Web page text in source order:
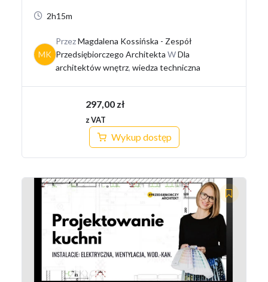
2h15m
MK
PrzezMagdalena Kossińska - Zespół
Przedsiębiorczego Architekta WDla
architektów wnętrz, wiedza techniczna
297,00 zł
z VAT
Wykup dostęp